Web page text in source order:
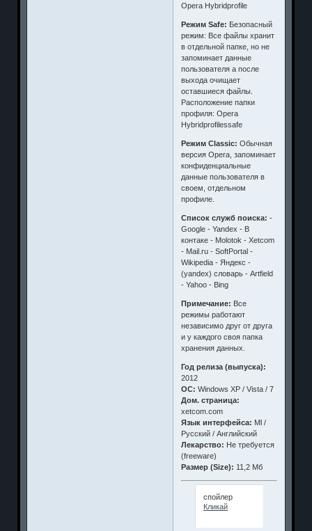
Opera Hybridprofile
Режим Safe: Безопасный
режим: Все файлы хранит
в отдельной папке, но не
запоминает данные
пользователя а после
выхода очищает
оставшиеся файлы.
Расположение папки
профиля: Opera
Hybridprofilessafe
Режим Classic: Обычная
версия Opera, запоминает
конфиденциальные
данные пользователя в
своем, отдельном
профиле.
Список служб поиска: -
Google - Yandex - В
контаке - Molotok - Xetcom
- Mail.ru - SoftPortal -
Wikipedia - Яндекс -
(yandex) словарь - Artfield
- Yahoo - Bing
Примечание: Все
режимы работают
независимо друг от друга
и у каждого своя папка
хранения данных.
Год релиза (выпуска):
2012
ОС: Windows XP / Vista / 7
Дом. страница:
xetcom.com
Язык интерфейса: Ml /
Русский / Английский
Лекарство: Не требуется
(freeware)
Размер (Size): 11,2 Мб
спойлер
Кликай